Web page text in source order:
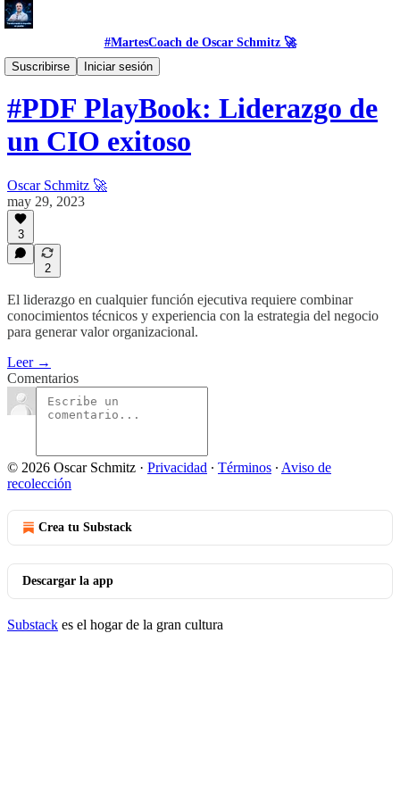
#MartesCoach de Oscar Schmitz 🚀
Suscribirse
Iniciar sesión
#Tool
#PDF PlayBook: Liderazgo de
un CIO exitoso
Oscar Schmitz 🚀
may 29, 2023
3
2
El liderazgo en cualquier función ejecutiva requiere combinar
conocimientos técnicos y experiencia con la estrategia del negocio
para generar valor organizacional.
Leer →
Comentarios
© 2026 Oscar Schmitz · Privacidad ∙ Términos ∙ Aviso de
recolección
Crea tu Substack
Descargar la app
Substack es el hogar de la gran cultura